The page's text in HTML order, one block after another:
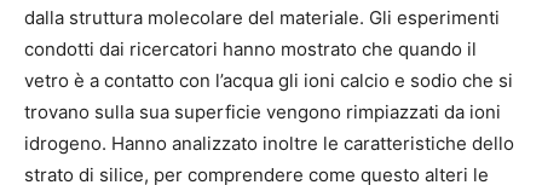
dalla struttura molecolare del materiale. Gli esperimenti
condotti dai ricercatori hanno mostrato che quando il
vetro è a contatto con l’acqua gli ioni calcio e sodio che si
trovano sulla sua superficie vengono rimpiazzati da ioni
idrogeno. Hanno analizzato inoltre le caratteristiche dello
strato di silice, per comprendere come questo alteri le